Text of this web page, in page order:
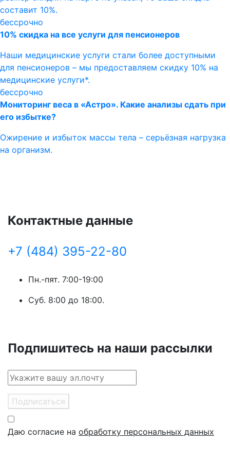
составит 10%.
бессрочно
10% скидка на все услуги для пенсионеров
Наши медицинские услуги стали более доступными
для пенсионеров – мы предоставляем скидку 10% на
медицинские услуги*.
бессрочно
Мониторинг веса в «Астро». Какие анализы сдать при
его избытке?
Ожирение и избыток массы тела – серьёзная нагрузка
на организм.
Контактные данные
+7 (484) 395-22-80
Пн.-пят. 7:00-19:00
Суб. 8:00 до 18:00.
Подпишитесь на наши рассылки
Подписаться
Даю согласие на обработку персональных данных